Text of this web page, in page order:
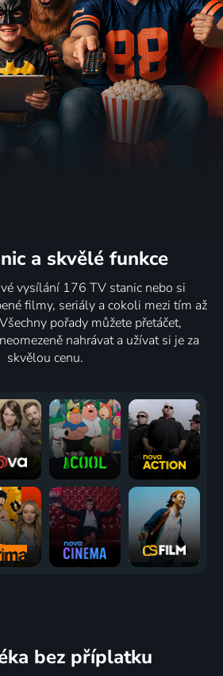
a skvělé funkce
vysílání 176 TV stanic nebo si
filmy, seriály a cokoli mezi tím až
pořady můžete přetáčet,
nahrávat a užívat si je za
skvělou cenu.
bez příplatku